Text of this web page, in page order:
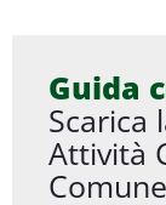
Guida
Scarica
Attività